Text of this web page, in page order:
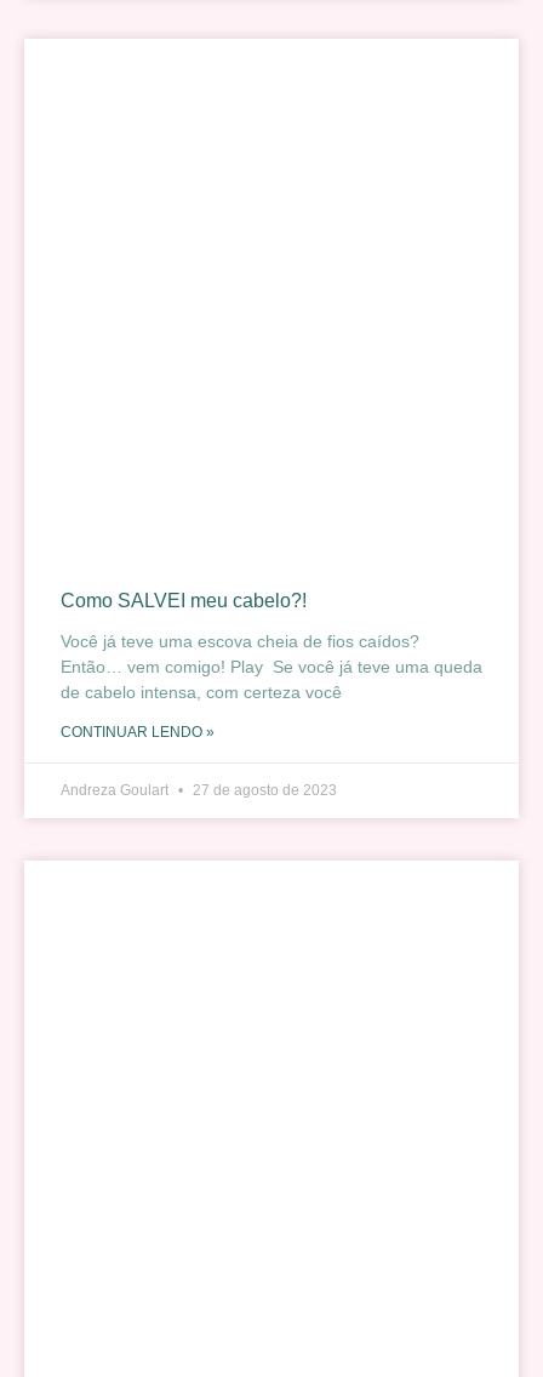
Como SALVEI meu cabelo?!
Você já teve uma escova cheia de fios caídos?
Então… vem comigo! Play Se você já teve uma queda
de cabelo intensa, com certeza você
CONTINUAR LENDO »
Andreza Goulart 27 de agosto de 2023